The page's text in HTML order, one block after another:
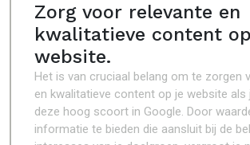
Zorg voor relevante en
kwalitatieve content
website.
Het is van cruciaal belang om te zorgen
en kwalitatieve content op je website als
deze hoog scoort in Google. Door
informatie te bieden die aansluit bij de